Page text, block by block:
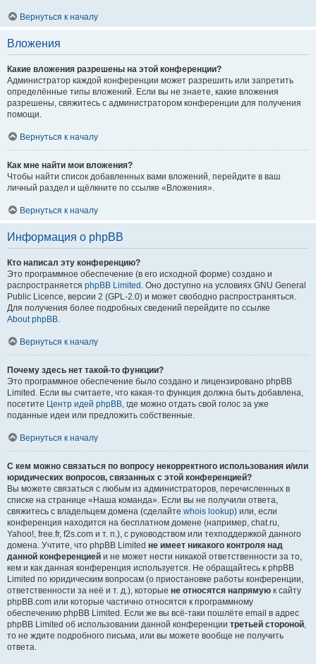
Вернуться к началу
Вложения
Какие вложения разрешены на этой конференции?
Администратор каждой конференции может разрешить или запретить
определённые типы вложений. Если вы не знаете, какие вложения
разрешены, свяжитесь с администратором конференции для получения
помощи.
Вернуться к началу
Как мне найти мои вложения?
Чтобы найти список добавленных вами вложений, перейдите в ваш
личный раздел и щёлкните по ссылке «Вложения».
Вернуться к началу
Информация о phpBB
Кто написал эту конференцию?
Это программное обеспечение (в его исходной форме) создано и
распространяется phpBB Limited . Оно доступно на условиях GNU General
Public Licence, версии 2 (GPL-2.0) и может свободно распространяться.
Для получения более подробных сведений перейдите по ссылке
About phpBB.
Вернуться к началу
Почему здесь нет такой-то функции?
Это программное обеспечение было создано и лицензировано phpBB
Limited. Если вы считаете, что какая-то функция должна быть добавлена,
посетите Центр идей phpBB, где можно отдать свой голос за уже
поданные идеи или предложить собственные.
Вернуться к началу
С кем можно связаться по вопросу некорректного использования и/или
юридических вопросов, связанных с этой конференцией?
Вы можете связаться с любым из администраторов, перечисленных в
списке на странице «Наша команда». Если вы не получили ответа,
свяжитесь с владельцем домена (сделайте whois lookup) или, если
конференция находится на бесплатном домене (например, chat.ru,
Yahoo!, free.fr, f2s.com и т. п.), с руководством или техподдержкой данного
домена. Учтите, что phpBB Limited не имеет никакого контроля над
данной конференцией и не может нести никакой ответственности за то,
кем и как данная конференция используется. Не обращайтесь к phpBB
Limited по юридическим вопросам (о приостановке работы конференции,
ответственности за неё и т. д.), которые не относятся напрямую к сайту
phpBB.com или которые частично относятся к программному
обеспечению phpBB Limited. Если же вы всё-таки пошлёте email в адрес
phpBB Limited об использовании данной конференции третьей стороной,
то не ждите подробного письма, или вы можете вообще не получить
ответа.